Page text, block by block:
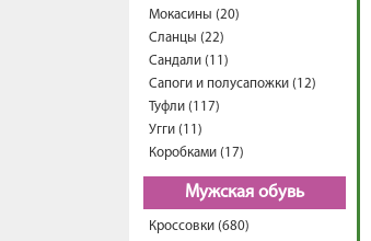
Мокасины (20)
Сланцы (22)
Сандали (11)
Сапоги и полусапожки (12)
Туфли (117)
Угги (11)
Коробками (17)
Мужская обувь
Кроссовки (680)